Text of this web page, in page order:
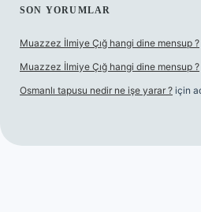
SON YORUMLAR
Muazzez İlmiye Çığ hangi dine mensup ?
Muazzez İlmiye Çığ hangi dine mensup ?
Osmanlı tapusu nedir ne işe yarar ? için